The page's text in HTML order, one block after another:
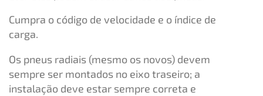
Cumpra o código de velocidade e o índice de
carga.
Os pneus radiais (mesmo os novos) devem
sempre ser montados no eixo traseiro; a
instalação deve estar sempre correta e